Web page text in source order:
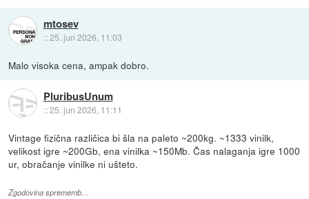
mtosev
::25. jun 2026, 11:03
Malo visoka cena, ampak dobro.
PluribusUnum
::25. jun 2026, 11:11
Vintage fizična različica bi šla na paleto ~200kg. ~1333 vinilk,
velikost igre ~200Gb, ena vinilka ~150Mb. Čas nalaganja igre 1000
ur, obračanje vinilke ni ušteto.
Zgodovina sprememb…